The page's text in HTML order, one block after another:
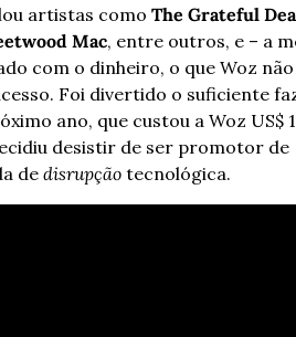
artistas como The Grateful
Mac, entre outros, e – a
com o dinheiro, o que Woz não
Foi divertido o suficiente
ano, que custou a Woz US$
desistir de ser promotor de
de disrupção tecnológica.